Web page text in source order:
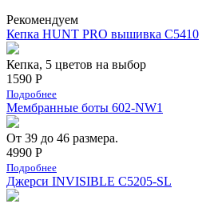
Рекомендуем
Кепка HUNT PRO вышивка С5410
Кепка, 5 цветов на выбор
1590 Р
Подробнее
Мембранные боты 602-NW1
От 39 до 46 размера.
4990 Р
Подробнее
Джерси INVISIBLE C5205-SL